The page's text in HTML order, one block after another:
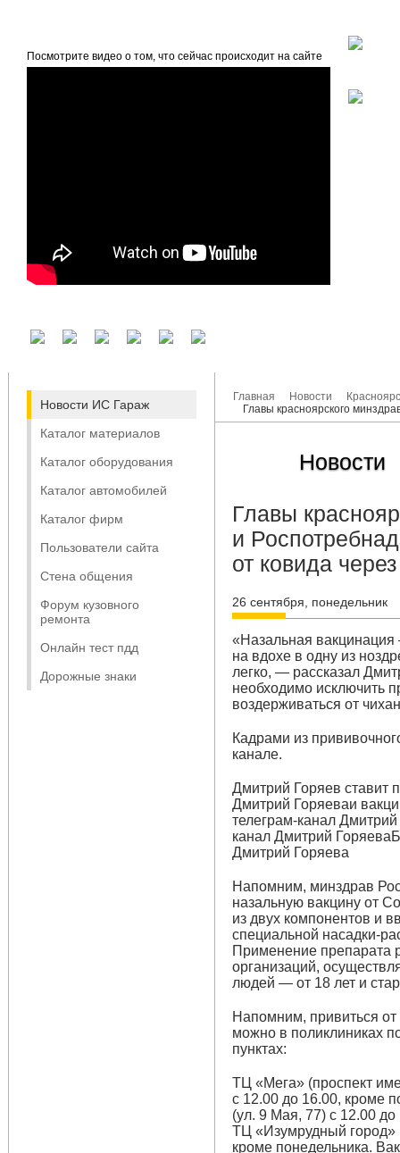
Посмотрите видео о том, что сейчас происходит на сайте
Новости ИС Гараж
Каталог материалов
Каталог оборудования
Каталог автомобилей
Каталог фирм
Пользователи сайта
Стена общения
Форум кузовного
ремонта
Онлайн тест пдд
Дорожные знаки
Главная Новости
Главы красноярского
Новости
Главы
и
от ковида
26 сентября, понедельник
«Назальная
на вдохе в одну из
легко, — рассказал
необходимо исключить
воздерживаться от
Кадрами из
канале.
Дмитрий Горяев ставит
Дмитрий Горяеваи
телеграм-канал
канал Дмитрий
Дмитрий Горяева
Напомним, минздрав
назальную вакцину от
из двух компонентов и
специальной насадки-
Применение препарата
организаций,
людей — от 18 лет и
Напомним, привиться от
можно в поликлиниках
пунктах:
ТЦ «Мега» (проспект
с 12.00 до 16.00, кроме
(ул. 9 Мая, 77) с 12.00
ТЦ «Изумрудный город»
кроме понедельника.